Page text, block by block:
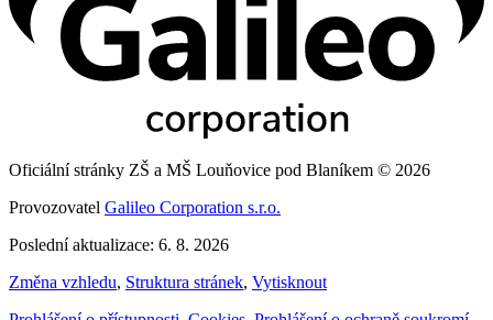
Oficiální stránky ZŠ a MŠ Louňovice pod Blaníkem © 2026
Provozovatel Galileo Corporation s.r.o.
Poslední aktualizace: 6. 8. 2026
Změna vzhledu, Struktura stránek, Vytisknout